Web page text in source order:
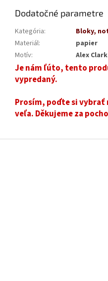
Dodatočné parametre
Kategória:
Bloky,
Materiál:
papier
Motív: Alex Clark
Je nám ľúto, tento
vypredaný.
Prosím, poďte si vybrať
veľa. Děkujeme za